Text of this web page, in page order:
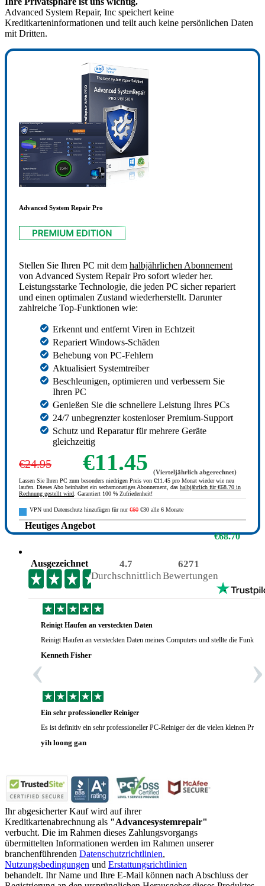
Advanced System Repair, Inc speichert keine
Kreditkarteninformationen und teilt auch keine persönlichen Daten
mit Dritten.
Advanced System Repair Pro
Stellen Sie Ihren PC mit dem halbjährlichen Abonnement
von Advanced System Repair Pro sofort wieder her.
Leistungsstarke Technologie, die jeden PC sicher repariert
und einen optimalen Zustand wiederherstellt. Darunter
zahlreiche Top-Funktionen wie:
Erkennt und entfernt Viren in Echtzeit
Repariert Windows-Schäden
Behebung von PC-Fehlern
Aktualisiert Systemtreiber
Beschleunigen, optimieren und verbessern Sie
Ihren PC
Genießen Sie die schnellere Leistung Ihres PCs
24/7 unbegrenzter kostenloser Premium-Support
Schutz und Reparatur für mehrere Geräte
gleichzeitig
€24.95 €11.45 (Vierteljährlich abgerechnet)
Lassen Sie Ihren PC zum besonders niedrigen Preis von €11.45 pro Monat wieder wie neu
laufen. Dieses Abo beinhaltet ein sechsmonatiges Abonnement, das halbjährlich für €68.70 in
Rechnung gestellt wird . Garantiert 100 % Zufriedenheit!
VPN und Datenschutz hinzufügen für nur€60 €30 alle 6 Monate
Heutiges Angebot
€68.70
Ausgezeichnet
4.7
Durchschnittlich
6271
Bewertungen
Reinigt Haufen an versteckten Daten
Reinigt Haufen an versteckten Daten meines Computers und stellte die
Kenneth Fisher
Ein sehr professioneller Reiniger
Es ist definitiv ein sehr professioneller PC-Reiniger der die vielen kleinen
yih loong gan
‹ ›
Ihr abgesicherter Kauf wird auf ihrer
Kreditkartenabrechnung als "Advancesystemrepair"
verbucht. Die im Rahmen dieses Zahlungsvorgangs
übermittelten Informationen werden im Rahmen unserer
branchenführenden Datenschutzrichtlinien,
Nutzungsbedingungen und Erstattungsrichtlinien
behandelt. Ihr Name und Ihre E-Mail können nach Abschluss der